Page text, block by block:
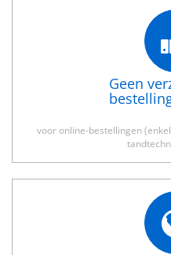
Geen
voor online-bestellingen